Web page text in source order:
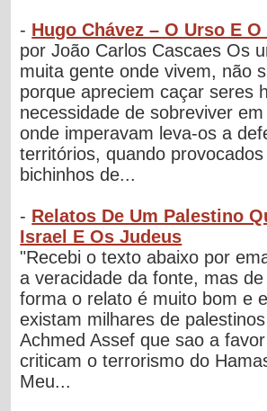
- Hugo Chávez – O Urso E
por João Carlos Cascaes Os
muita gente onde vivem, não
porque apreciem caçar seres
necessidade de sobreviver
onde imperavam leva-os a
territórios, quando
bichinhos de...
- Relatos De Um Palestino
Israel E Os Judeus
"Recebi o texto abaixo por
a veracidade da fonte, mas
forma o relato é muito bom e
existam milhares de
Achmed Assef que sao a
criticam o terrorismo do
Meu...